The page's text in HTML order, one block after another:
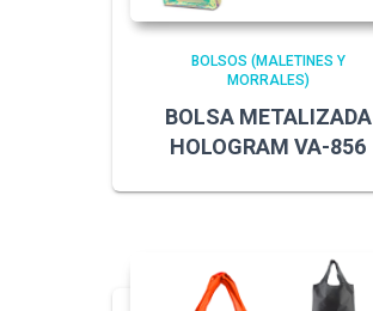
BOLSOS (MALETINES Y
MORRALES)
BOLSA METALIZADA
HOLOGRAM VA-856